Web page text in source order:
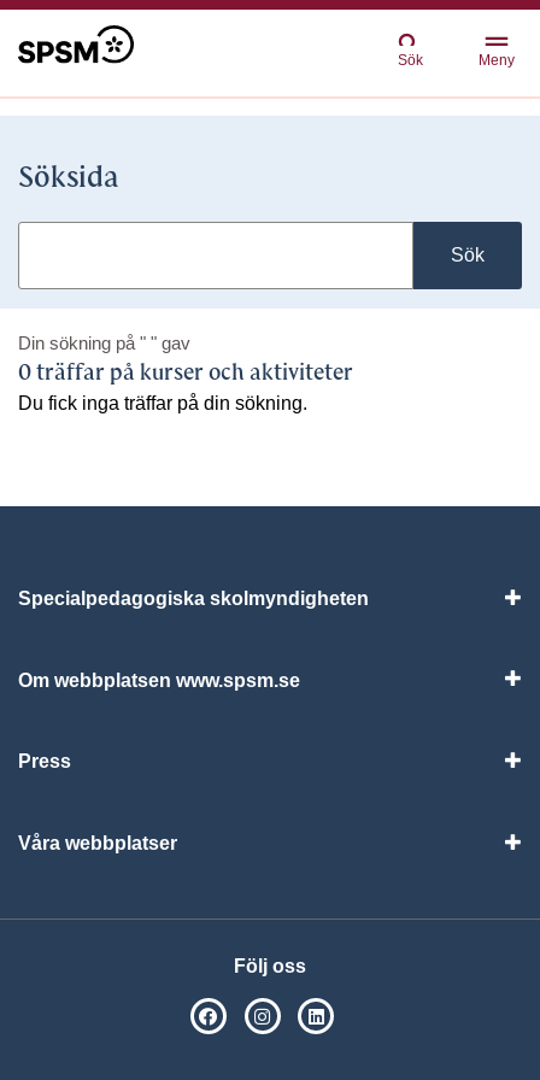
Sök Meny
Söksida
Sök
Din sökning på " " gav
0 träffar på kurser och aktiviteter
Du fick inga träffar på din sökning.
Specialpedagogiska skolmyndigheten
Om webbplatsen www.spsm.se
Press
Våra webbplatser
Följ oss
SPSM på Facebook
SPSM på Instagram